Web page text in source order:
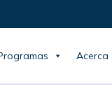
Acerca